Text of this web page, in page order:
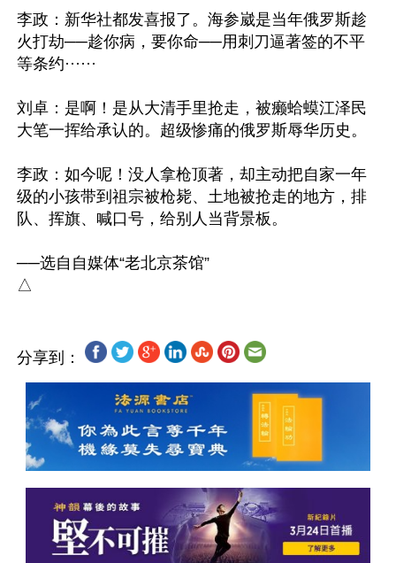
李政：新华社都发喜报了。海参崴是当年俄罗斯趁
火打劫──趁你病，要你命──用刺刀逼著签的不平
等条约······
刘卓：是啊！是从大清手里抢走，被癞蛤蟆江泽民
大笔一挥给承认的。超级惨痛的俄罗斯辱华历史。
李政：如今呢！没人拿枪顶著，却主动把自家一年
级的小孩带到祖宗被枪毙、土地被抢走的地方，排
队、挥旗、喊口号，给别人当背景板。
──选自自媒体“老北京茶馆”
分享到：